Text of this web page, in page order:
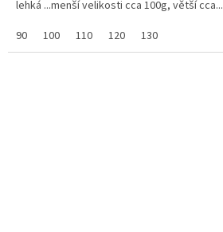
lehká ...menší velikosti cca 100g, větší cca...
90
100 110 120 130